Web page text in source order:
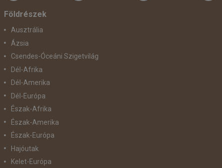
Földrészek
Ausztrália
Ázsia
Csendes-Óceáni Szigetvilág
Dél-Afrika
Dél-Amerika
Dél-Európa
Észak-Afrika
Észak-Amerika
Észak-Európa
Hajóutak
Kelet-Európa